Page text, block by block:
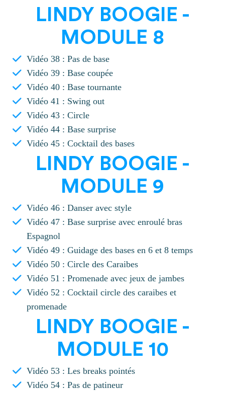
LINDY BOOGIE -
MODULE 8
Vidéo 38 : Pas de base
Vidéo 39 : Base coupée
Vidéo 40 : Base tournante
Vidéo 41 : Swing out
Vidéo 43 : Circle
Vidéo 44 : Base surprise
Vidéo 45 : Cocktail des bases
LINDY BOOGIE -
MODULE 9
Vidéo 46 : Danser avec style
Vidéo 47 : Base surprise avec enroulé bras
Espagnol
Vidéo 49 : Guidage des bases en 6 et 8 temps
Vidéo 50 : Circle des Caraibes
Vidéo 51 : Promenade avec jeux de jambes
Vidéo 52 : Cocktail circle des caraibes et
promenade
LINDY BOOGIE -
MODULE 10
Vidéo 53 : Les breaks pointés
Vidéo 54 : Pas de patineur